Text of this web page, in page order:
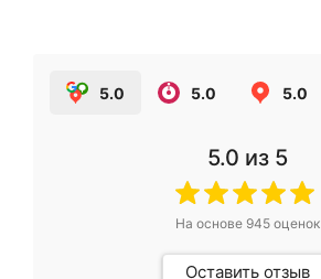
5.0 5.0 5.0
5.0 из 5
На основе 945оценок
Оставить отзыв